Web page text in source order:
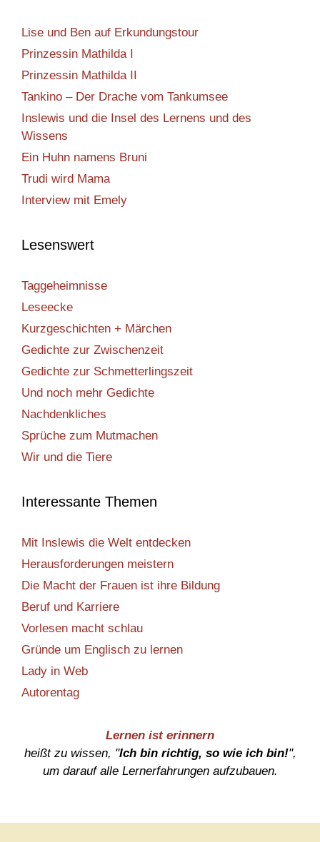
Lise und Ben auf Erkundungstour
Prinzessin Mathilda I
Prinzessin Mathilda II
Tankino – Der Drache vom Tankumsee
Inslewis und die Insel des Lernens und des
Wissens
Ein Huhn namens Bruni
Trudi wird Mama
Interview mit Emely
Lesenswert
Taggeheimnisse
Leseecke
Kurzgeschichten + Märchen
Gedichte zur Zwischenzeit
Gedichte zur Schmetterlingszeit
Und noch mehr Gedichte
Nachdenkliches
Sprüche zum Mutmachen
Wir und die Tiere
Interessante Themen
Mit Inslewis die Welt entdecken
Herausforderungen meistern
Die Macht der Frauen ist ihre Bildung
Beruf und Karriere
Vorlesen macht schlau
Gründe um Englisch zu lernen
Lady in Web
Autorentag
Lernen ist erinnern
heißt zu wissen, "Ich bin richtig, so wie ich bin!",
um darauf alle Lernerfahrungen aufzubauen.